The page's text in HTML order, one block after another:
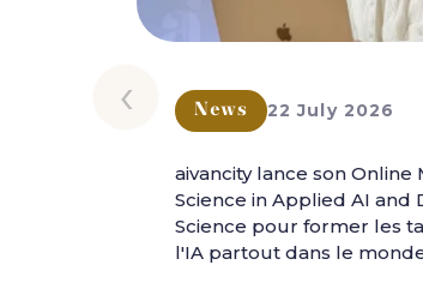
News 22 July 2026
aivancity lance son Online
Science in Applied AI and
Science pour former les
l'IA partout dans le
‹